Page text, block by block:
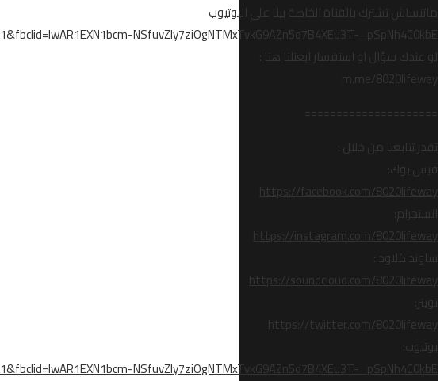
ماتنساش تشترك بالقناة الخاصة بينا على اليوتيوب
NSfuvZly7ziOgNTMxTvkG9AZn5o7B4XEu3T-_pSpNh4C0kbE
لو عندك سؤال او استفسار ابعتلنا هنا :
m.me/8020lifeway
=====================
تقدر تتابعنا من خلال :
فيس بوك:
https://facebook.com/8020lifeway
انستجرام:
https://instagram.com/8020lifeway
ساوند كلاود :
https://soundcloud.com/8020lifeway
تويتر:
https://twitter.com/8020lifeway
يوتيوب:
NSfuvZly7ziOgNTMxTvkG9AZn5o7B4XEu3T-_pSpNh4C0kbE